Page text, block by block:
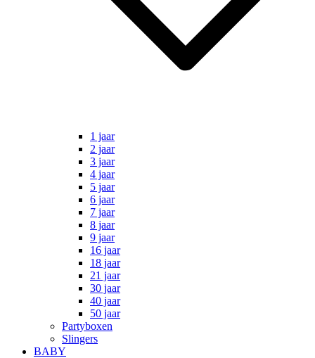
1 jaar
2 jaar
3 jaar
4 jaar
5 jaar
6 jaar
7 jaar
8 jaar
9 jaar
16 jaar
18 jaar
21 jaar
30 jaar
40 jaar
50 jaar
Partyboxen
Slingers
BABY